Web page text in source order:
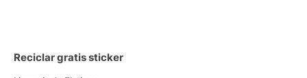
Reciclar gratis sticker